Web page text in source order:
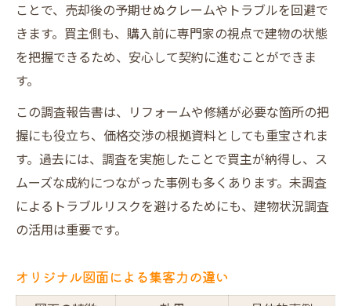
ことで、売却後の予期せぬクレームやトラブルを回避で
きます。買主側も、購入前に専門家の視点で建物の状態
を把握できるため、安心して契約に進むことができま
す。
この調査報告書は、リフォームや修繕が必要な箇所の把
握にも役立ち、価格交渉の根拠資料としても重宝されま
す。過去には、調査を実施したことで買主が納得し、ス
ムーズな成約につながった事例も多くあります。未調査
によるトラブルリスクを避けるためにも、建物状況調査
の活用は重要です。
オリジナル図面による集客力の違い